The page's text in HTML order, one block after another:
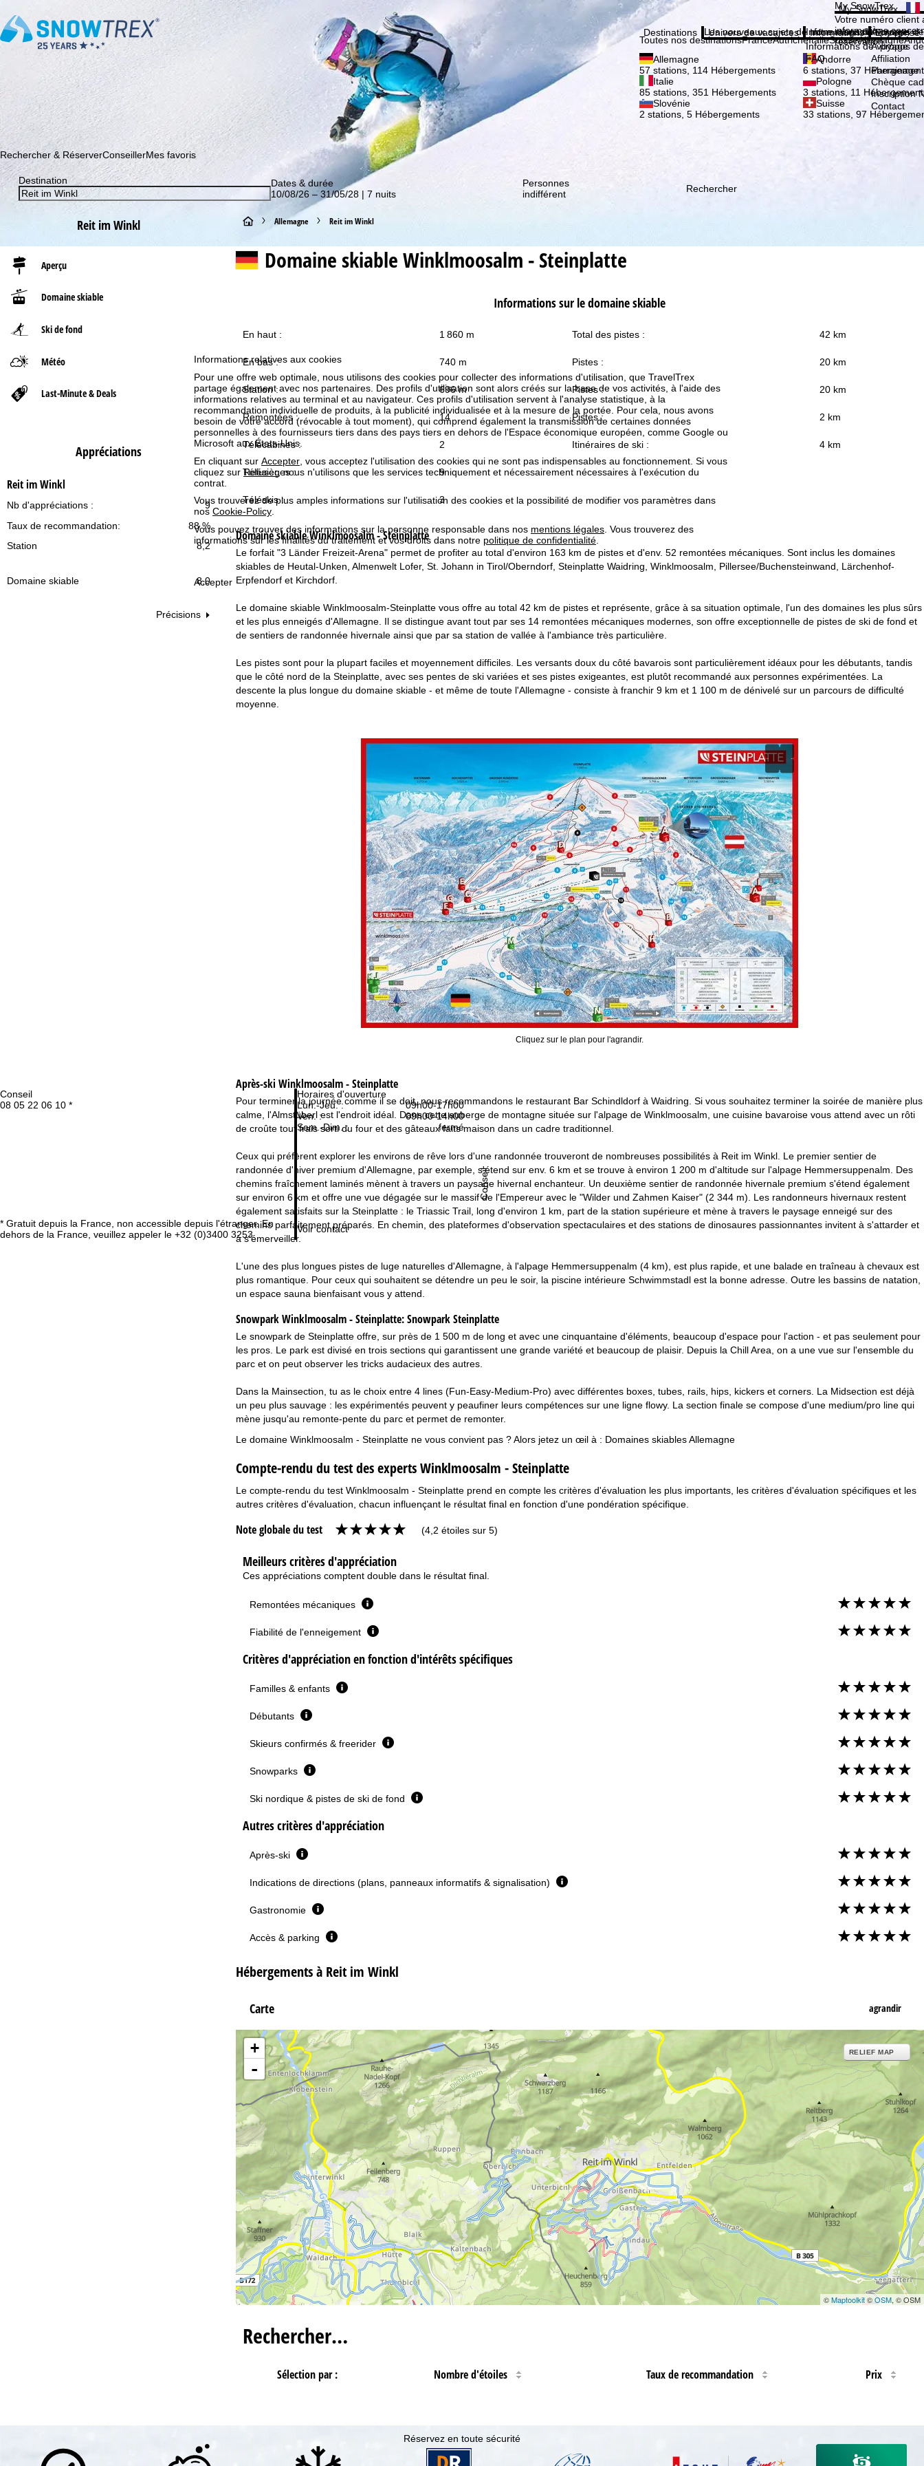
Informations relatives aux cookies
Pour une offre web optimale, nous utilisons des cookies pour collecter des informations d'utilisation, que TravelTrex
partage également avec nos partenaires. Des profils d'utilisation sont alors créés sur la base de vos activités, à l'aide des
informations relatives au terminal et au navigateur. Ces profils d'utilisation servent à l'analyse statistique, à la
recommandation individuelle de produits, à la publicité individualisée et à la mesure de la portée. Pour cela, nous avons
besoin de votre accord (révocable à tout moment), qui comprend également la transmission de certaines données
personnelles à des fournisseurs tiers dans des pays tiers en dehors de l'Espace économique européen, comme Google ou
Microsoft aux États-Unis.
En cliquant sur Accepter, vous acceptez l'utilisation des cookies qui ne sont pas indispensables au fonctionnement. Si vous
cliquez surRefuser, nous n'utilisons que les services techniquement et nécessairement nécessaires à l'exécution du
contrat.
Vous trouverez de plus amples informations sur l'utilisation des cookies et la possibilité de modifier vos paramètres dans
nos Cookie-Policy
Vous pouvez trouver des informations sur la personne responsable dans nos mentions légales . Vous trouverez des
informations sur les finalités du traitement et vos droits dans notre politique de confidentialité
Accepter
Conseil
08 05 22 06 10 *
* Gratuit depuis la France, non accessible depuis l'étranger. En
dehors de la France, veuillez appeler le +32 (0)3400 3253.
Horaires d'ouverture
Lun.-Jeu. :
09h00-17h00
Ven. :
09h00-14h00
Sam.-Dim. :
fermé
Voir contact
Conseil
Abonnez-vous à notre newsletter et soyez le premier à découvrir nos promos ! Inscription
My SnowTrex
My SnowTrex
Votre numéro client
informations
réservation.
Destinations
Toutes nos destinationsFranceAutricheItalieSuisseAllemagne
Allemagne
57 stations, 114 Hébergements
Andorre
6 stations, 37
Italie
85 stations, 351 Hébergements
Pologne
3 stations, 11
Slovénie
2 stations, 5 Hébergements
Suisse
33 stations, 97
Univers de vacances
Les nouveaux sujets de notre magazine
Informations
Informations de voyage
Informations de voyage
FAQ
Entreprise
À propos
À propos
Affiliation
Parrainage
Chèque
Inscription
Contact
Rechercher & RéserverConseillerMes favoris
Destination
Dates & durée
10/08/26 – 31/05/28 | 7 nuits
Personnes
indifférent
Rechercher
Reit im Winkl
Aperçu
Domaine skiable
Ski de fond
Météo
Last-Minute & Deals
Appréciations
Reit im Winkl
9
Nb d'appréciations :
88 %
Taux de recommandation:
Station
8,2
Domaine skiable 8,0
Précisions
P
a
d
'
a
c
c
u
e
i
l
Allemagne Reit im Winkl
Domaine skiableWinklmoosalm - Steinplatte
Informations sur le domaine skiable
En haut : 1 860 m Total des pistes : 42 km
En bas : 740 m Pistes : 20 km
Station : 696 m Pistes : 20 km
Remontées : 14 Pistes : 2 km
Télécabines : 2 Itinéraires de ski : 4 km
Télésièges : 9
Téléskis : 3
Domaine skiableWinklmoosalm - Steinplatte
Le forfait "3 Länder Freizeit-Arena" permet de profiter au total d'environ 163 km de pistes et d'env. 52 remontées mécaniques. Sont inclus les domaines
skiables de Heutal-Unken, Almenwelt Lofer, St. Johann in Tirol/Oberndorf, Steinplatte Waidring, Winklmoosalm, Pillersee/Buchensteinwand, Lärchenhof-
Erpfendorf et Kirchdorf.
Le domaine skiable Winklmoosalm-Steinplatte vous offre au total 42 km de pistes et représente, grâce à sa situation optimale, l'un des domaines les plus sûrs
et les plus enneigés d'Allemagne. Il se distingue avant tout par ses 14 remontées mécaniques modernes, son offre exceptionnelle de pistes de ski de fond et
de sentiers de randonnée hivernale ainsi que par sa station de vallée à l'ambiance très particulière.
Les pistes sont pour la plupart faciles et moyennement difficiles. Les versants doux du côté bavarois sont particulièrement idéaux pour les débutants, tandis
que le côté nord de la Steinplatte, avec ses pentes de ski variées et ses pistes exigeantes, est plutôt recommandé aux personnes expérimentées. La
descente la plus longue du domaine skiable - et même de toute l'Allemagne - consiste à franchir 9 km et 1 100 m de dénivelé sur un parcours de difficulté
moyenne.
Cliquez sur le plan pour l'agrandir.
Après-ski Winklmoosalm - Steinplatte
Pour terminer la journée comme il se doit, nous recommandons le restaurant Bar Schindldorf à Waidring. Si vous souhaitez terminer la soirée de manière plus
calme, l'Almstüberl est l'endroit idéal. Dans cette auberge de montagne située sur l'alpage de Winklmoosalm, une cuisine bavaroise vous attend avec un rôti
de croûte tout frais sorti du four et des gâteaux faits maison dans un cadre traditionnel.
Ceux qui préfèrent explorer les environs de rêve lors d'une randonnée trouveront de nombreuses possibilités à Reit im Winkl. Le premier sentier de
randonnée d'hiver premium d'Allemagne, par exemple, s'étend sur env. 6 km et se trouve à environ 1 200 m d'altitude sur l'alpage Hemmersuppenalm. Des
chemins fraîchement laminés mènent à travers un paysage hivernal enchanteur. Un deuxième sentier de randonnée hivernale premium s'étend également
sur environ 6 km et offre une vue dégagée sur le massif de l'Empereur avec le "Wilder und Zahmen Kaiser" (2 344 m). Les randonneurs hivernaux restent
également satisfaits sur la Steinplatte : le Triassic Trail, long d'environ 1 km, part de la station supérieure et mène à travers le paysage enneigé sur des
chemins parfaitement préparés. En chemin, des plateformes d'observation spectaculaires et des stations de dinosaures passionnantes invitent à s'attarder et
à s'émerveiller.
L'une des plus longues pistes de luge naturelles d'Allemagne, à l'alpage Hemmersuppenalm (4 km), est plus rapide, et une balade en traîneau à chevaux est
plus romantique. Pour ceux qui souhaitent se détendre un peu le soir, la piscine intérieure Schwimmstadl est la bonne adresse. Outre les bassins de natation,
un espace sauna bienfaisant vous y attend.
Snowpark Winklmoosalm - Steinplatte:Snowpark Steinplatte
Le snowpark de Steinplatte offre, sur près de 1 500 m de long et avec une cinquantaine d'éléments, beaucoup d'espace pour l'action - et pas seulement pour
les pros. Le park est divisé en trois sections qui garantissent une grande variété et beaucoup de plaisir. Depuis la Chill Area, on a une vue sur l'ensemble du
parc et on peut observer les tricks audacieux des autres.
Dans la Mainsection, tu as le choix entre 4 lines (Fun-Easy-Medium-Pro) avec différentes boxes, tubes, rails, hips, kickers et corners. La Midsection est déjà
un peu plus sauvage : les expérimentés peuvent y peaufiner leurs compétences sur une ligne flowy. La section finale se compose d'une medium/pro line qui
mène jusqu'au remonte-pente du parc et permet de remonter.
Le domaine Winklmoosalm - Steinplatte ne vous convient pas ? Alors jetez un œil à : Domaines skiables Allemagne
Compte-rendu du test des experts Winklmoosalm - Steinplatte
Le compte-rendu du test Winklmoosalm - Steinplatte prend en compte les critères d'évaluation les plus importants, les critères d'évaluation spécifiques et les
autres critères d'évaluation, chacun influençant le résultat final en fonction d'une pondération spécifique.
Note globale du test (4,2 étoiles sur 5)
Meilleurs critères d'appréciation
Ces appréciations comptent double dans le résultat final.
Remontées mécaniques
Fiabilité de l'enneigement
Critères d'appréciation en fonction d'intérêts spécifiques
Familles & enfants
Débutants
Skieurs confirmés & freerider
Snowparks
Ski nordique & pistes de ski de fond
Autres critères d'appréciation
Après-ski
Indications de directions (plans, panneaux informatifs & signalisation)
Gastronomie
Accès & parking
Hébergements à Reit im Winkl
Carte agrandir
+
-
RELIEF MAP
©Maptoolkit©OSM, © OSM
Rechercher…
Sélection par : Nombre d'étoiles Taux de recommandation Prix
Réservez en toute sécurité